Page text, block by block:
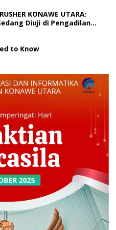
KONAWE UTARA:
Diuji di Pengadilan
to Know